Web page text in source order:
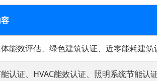
能效评估、绿色建筑认证、近零能耗建筑
认证、HVAC能效认证、照明系统节能认